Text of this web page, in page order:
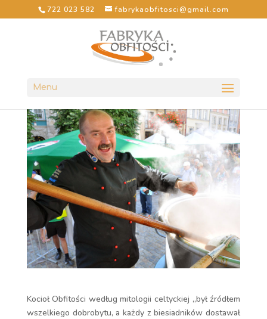
722 023 582 fabrykaobfitosci@gmail.com
Menu
Kocioł Obfitości według mitologii celtyckiej „był źródłem
wszelkiego dobrobytu, a każdy z biesiadników dostawał